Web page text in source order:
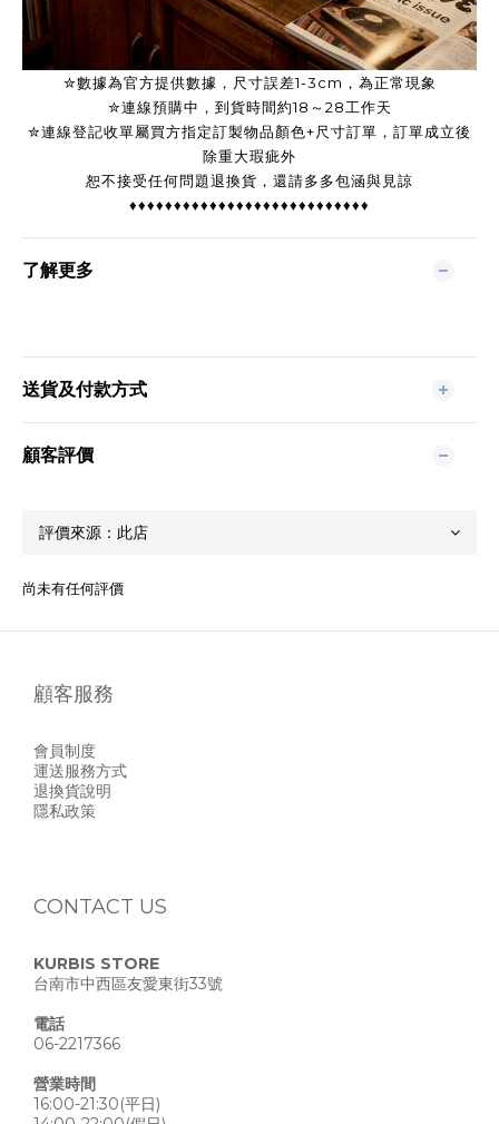
✮數據為官方提供數據，尺寸誤差1-3cm，為正常現象
✮連線預購中，到貨時間約18～28工作天
✮連線登記收單屬買方指定訂製物品顏色+尺寸訂單，訂單成立後
除重大瑕疵外
恕不接受任何問題退換貨，還請多多包涵與見諒
♦♦♦♦♦♦♦♦♦♦♦♦♦♦♦♦♦♦♦♦♦♦♦♦♦♦♦
了解更多
送貨及付款方式
顧客評價
尚未有任何評價
顧客服務
會員制度
運送服務方式
退換貨說明
隱私政策
CONTACT US
KURBIS STORE
台南市中西區友愛東街33號
電話
06-2217366
營業時間
16:00-21:30(平日)